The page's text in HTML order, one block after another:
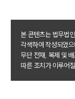
본 콘텐츠는 법무법
각색하여 작성되었
무단 전재, 복제 및
따른 조치가 이루어